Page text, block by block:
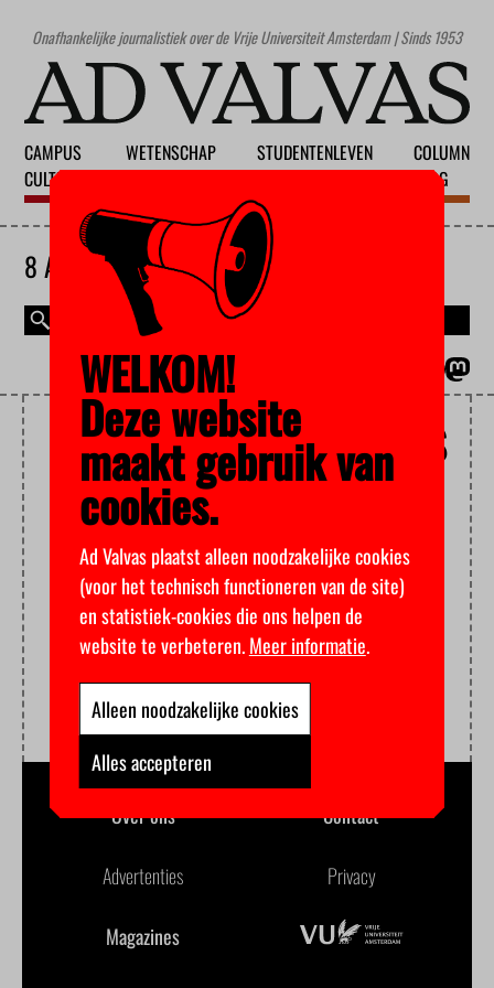
Onafhankelijke journalistiek over de Vrije Universiteit Amsterdam | Sinds 1953
CAMPUS
CULTUUR
WETENSCHAP
STUDENTENLEVEN
COLUMN
BLOG
8 AUGUSTUS 2026
BEZETTING MAAGDENHUIS
Over ons Contact
Advertenties Privacy
Magazines
WELKOM!
Deze website
maakt gebruik van
cookies.
Ad Valvas plaatst alleen noodzakelijke cookies
(voor het technisch functioneren van de site)
en statistiek-cookies die ons helpen de
website te verbeteren.Meer informatie.
Alleen noodzakelijke cookies
Alles accepteren